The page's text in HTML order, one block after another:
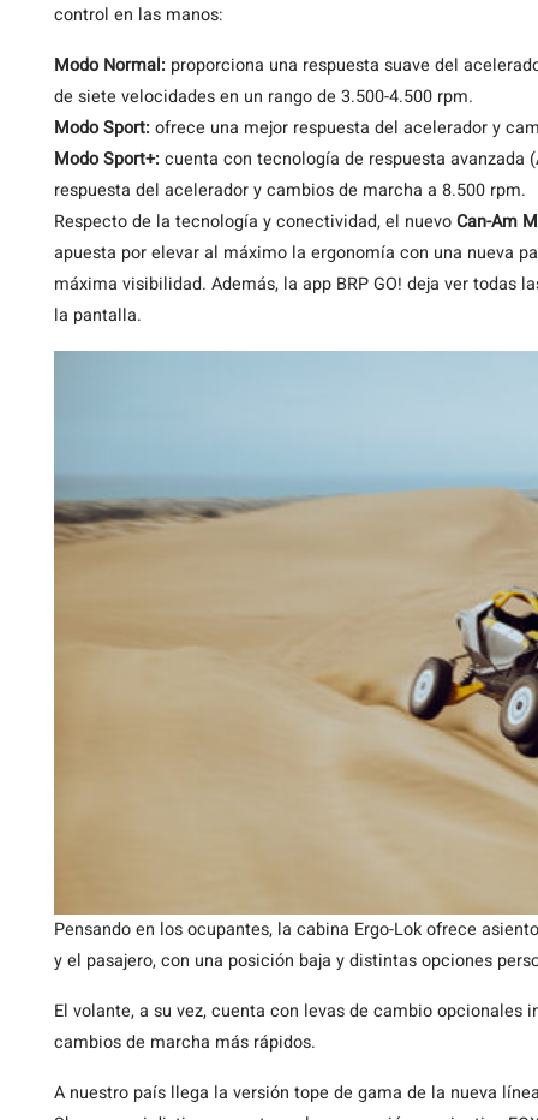
control en las manos:
Modo Normal: proporciona una respuesta suave del
de siete velocidades en un rango de 3.500-4.500 rpm.
Modo Sport: ofrece una mejor respuesta del acelerador y
Modo Sport+: cuenta con tecnología de respuesta avanzada
respuesta del acelerador y cambios de marcha a 8.500 rpm.
Respecto de la tecnología y conectividad, el nuevoCan-Am
apuesta por elevar al máximo la ergonomía con una nueva
máxima visibilidad. Además, la app BRP GO! deja ver todas
la pantalla.
Pensando en los ocupantes, la cabina Ergo-Lok ofrece
y el pasajero, con una posición baja y distintas opciones
El volante, a su vez, cuenta con levas de cambio opcionales
cambios de marcha más rápidos.
A nuestro país llega la versión tope de gama de la nueva